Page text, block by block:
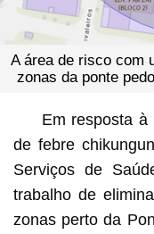
A área de risco com
zonas da ponte
Em resposta
de febre
Serviços de
trabalho de
zonas perto da